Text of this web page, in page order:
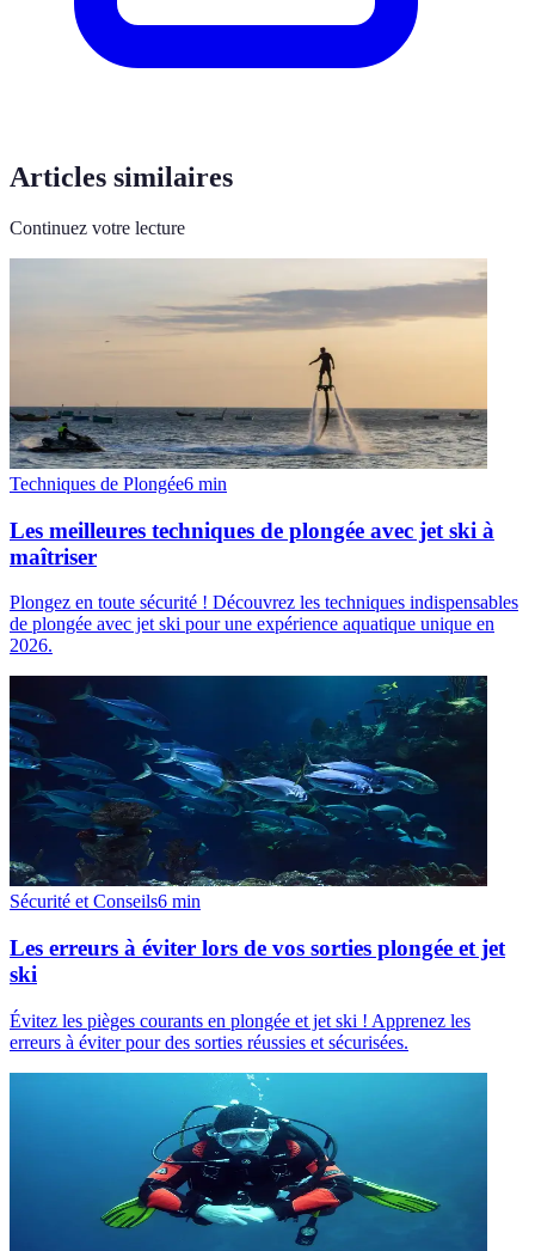
Articles similaires
Continuez votre lecture
Techniques de Plongée6 min
Les meilleures techniques de plongée avec jet ski à
maîtriser
Plongez en toute sécurité ! Découvrez les techniques indispensables
de plongée avec jet ski pour une expérience aquatique unique en
2026.
Sécurité et Conseils6 min
Les erreurs à éviter lors de vos sorties plongée et jet
ski
Évitez les pièges courants en plongée et jet ski ! Apprenez les
erreurs à éviter pour des sorties réussies et sécurisées.